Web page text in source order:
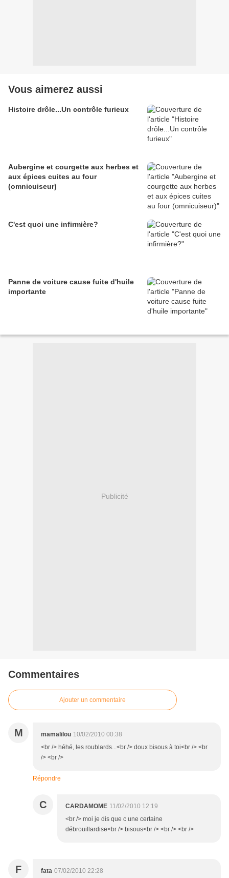
Vous aimerez aussi
Histoire drôle...Un contrôle furieux
Aubergine et courgette aux herbes et
aux épices cuites au four
(omnicuiseur)
C'est quoi une infirmière?
Panne de voiture cause fuite d'huile
importante
Publicité
Commentaires
Ajouter un commentaire
M mamalilou 10/02/2010 00:38
<br /> héhé, les roublards...<br /> doux bisous à toi<br /> <br
/> <br />
Répondre
C CARDAMOME 11/02/2010 12:19
<br /> moi je dis que c une certaine
débrouillardise<br /> bisous<br /> <br /> <br />
F fata 07/02/2010 22:28